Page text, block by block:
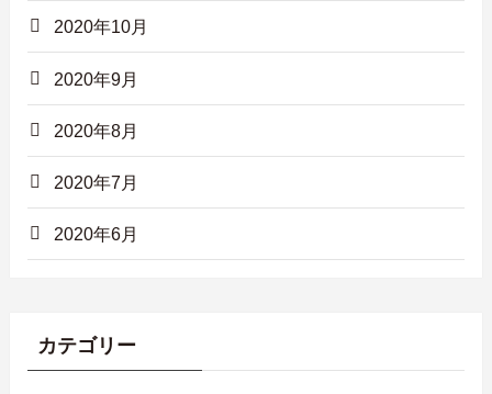
2020年10月
2020年9月
2020年8月
2020年7月
2020年6月
カテゴリー